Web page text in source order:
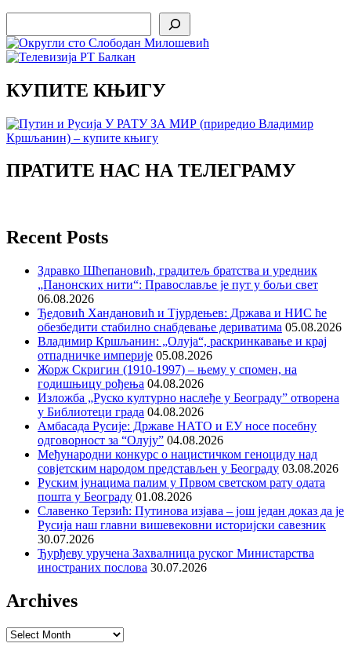
КУПИТЕ КЊИГУ
ПРАТИТЕ НАС НА ТЕЛЕГРАМУ
Recent Posts
Здравко Шћепановић, градитељ братства и уредник
„Панонских нити“: Православље је пут у бољи свет
06.08.2026
Ђедовић Хандановић и Тјурдењев: Држава и НИС ће
обезбедити стабилно снабдевање дериватима 05.08.2026
Владимир Кршљанин: „Олуја“, раскринкавање и крај
отпадничке империје 05.08.2026
Жорж Скригин (1910-1997) – њему у спомен, на
годишњицу рођења 04.08.2026
Изложба „Руско културно наслеђе у Београду” отворена
у Библиотеци града 04.08.2026
Амбасада Русије: Државе НАТО и ЕУ носе посебну
одговорност за “Олују” 04.08.2026
Међународни конкурс о нацистичком геноциду над
совјетским народом представљен у Београду 03.08.2026
Руским јунацима палим у Првом светском рату одата
пошта у Београду 01.08.2026
Славенко Терзић: Путинова изјава – још један доказ да је
Русија наш главни вишевековни историјски савезник
30.07.2026
Ђурђеву уручена Захвалница руског Министарства
иностраних послова 30.07.2026
Archives
Archives